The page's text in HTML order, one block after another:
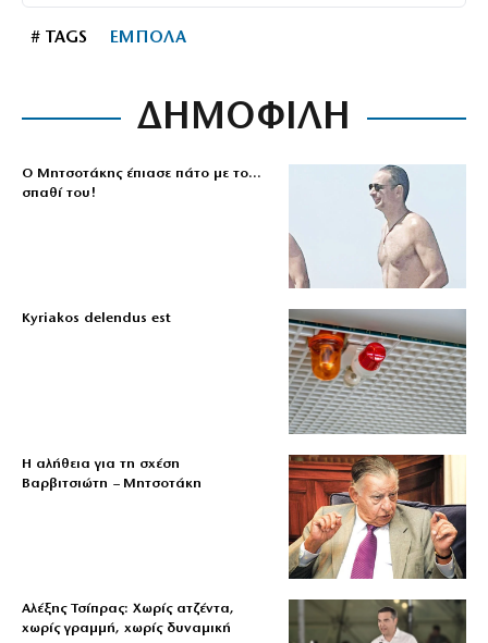
# TAGS ΕΜΠΟΛΑ
ΔΗΜΟΦΙΛΗ
Ο Μητσοτάκης έπιασε πάτο με το…
σπαθί του!
Kyriakos delendus est
Η αλήθεια για τη σχέση
Βαρβιτσιώτη – Μητσοτάκη
Αλέξης Τσίπρας: Χωρίς ατζέντα,
χωρίς γραμμή, χωρίς δυναμική